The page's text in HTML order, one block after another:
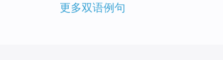
更多双语例句